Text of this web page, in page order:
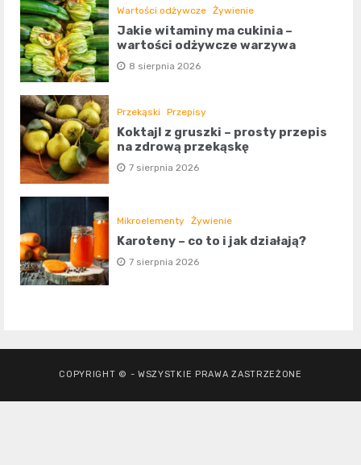
Wartości odżywcze Żywienie
Jakie witaminy ma cukinia –
wartości odżywcze warzywa
8 sierpnia 2026
Przekąski Przepisy
Koktajl z gruszki – prosty przepis
na zdrową przekąskę
7 sierpnia 2026
Mikroelementy Żywienie
Karoteny – co to i jak działają?
7 sierpnia 2026
COPYRIGHT © - WSZYSTKIE PRAWA ZASTRZEŻONE